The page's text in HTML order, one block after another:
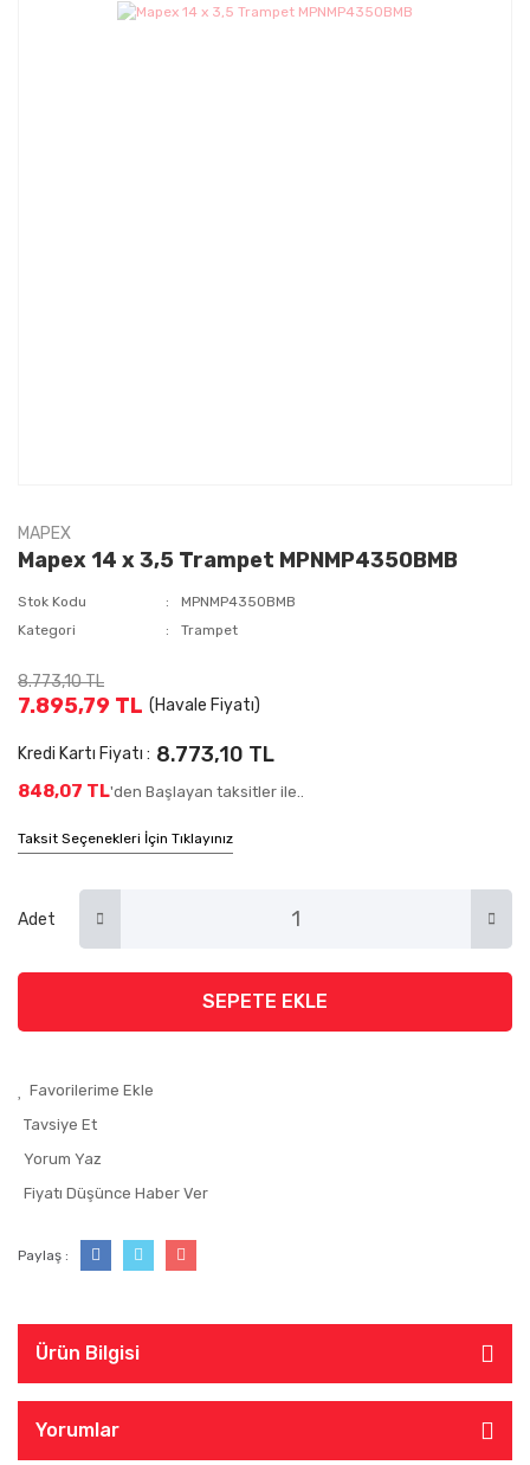
MAPEX
Mapex 14 x 3,5 Trampet MPNMP4350BMB
Stok Kodu
MPNMP4350BMB
Kategori
Trampet
8.773,10 TL
7.895,79 TL (Havale Fiyatı)
Kredi Kartı Fiyatı : 8.773,10 TL
848,07 TL'den Başlayan taksitler ile..
Taksit Seçenekleri İçin Tıklayınız
Adet
SEPETE EKLE
Tavsiye Et
Yorum Yaz
Fiyatı Düşünce Haber Ver
Paylaş :
Ürün Bilgisi
Yorumlar